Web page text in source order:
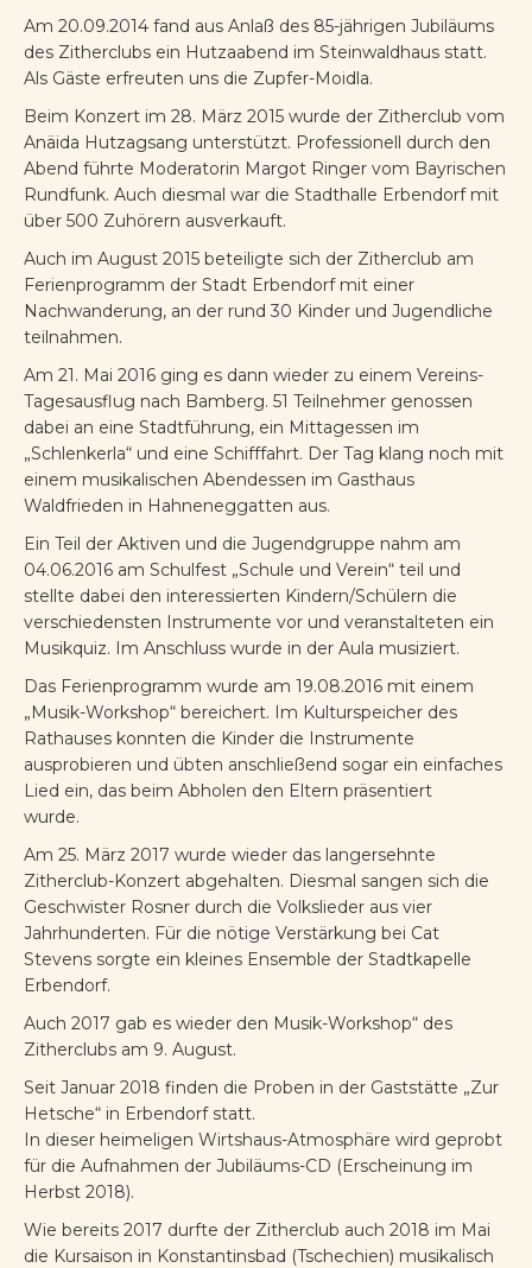
Am 20.09.2014 fand aus Anlaß des 85-jährigen Jubiläums
des Zitherclubs ein Hutzaabend im Steinwaldhaus statt.
Als Gäste erfreuten uns die Zupfer-Moidla.
Beim Konzert im 28. März 2015 wurde der Zitherclub vom
Anäida Hutzagsang unterstützt. Professionell durch den
Abend führte Moderatorin Margot Ringer vom Bayrischen
Rundfunk. Auch diesmal war die Stadthalle Erbendorf mit
über 500 Zuhörern ausverkauft.
Auch im August 2015 beteiligte sich der Zitherclub am
Ferienprogramm der Stadt Erbendorf mit einer
Nachwanderung, an der rund 30 Kinder und Jugendliche
teilnahmen.
Am 21. Mai 2016 ging es dann wieder zu einem Vereins-
Tagesausflug nach Bamberg. 51 Teilnehmer genossen
dabei an eine Stadtführung, ein Mittagessen im
„Schlenkerla“ und eine Schifffahrt. Der Tag klang noch mit
einem musikalischen Abendessen im Gasthaus
Waldfrieden in Hahneneggatten aus.
Ein Teil der Aktiven und die Jugendgruppe nahm am
04.06.2016 am Schulfest „Schule und Verein“ teil und
stellte dabei den interessierten Kindern/Schülern die
verschiedensten Instrumente vor und veranstalteten ein
Musikquiz. Im Anschluss wurde in der Aula musiziert.
Das Ferienprogramm wurde am 19.08.2016 mit einem
„Musik-Workshop“ bereichert. Im Kulturspeicher des
Rathauses konnten die Kinder die Instrumente
ausprobieren und übten anschließend sogar ein einfaches
Lied ein, das beim Abholen den Eltern präsentiert
wurde.
Am 25. März 2017 wurde wieder das langersehnte
Zitherclub-Konzert abgehalten. Diesmal sangen sich die
Geschwister Rosner durch die Volkslieder aus vier
Jahrhunderten. Für die nötige Verstärkung bei Cat
Stevens sorgte ein kleines Ensemble der Stadtkapelle
Erbendorf.
Auch 2017 gab es wieder den Musik-Workshop“ des
Zitherclubs am 9. August.
Seit Januar 2018 finden die Proben in der Gaststätte „Zur
Hetsche“ in Erbendorf statt.
In dieser heimeligen Wirtshaus-Atmosphäre wird geprobt
für die Aufnahmen der Jubiläums-CD (Erscheinung im
Herbst 2018).
Wie bereits 2017 durfte der Zitherclub auch 2018 im Mai
die Kursaison in Konstantinsbad (Tschechien) musikalisch